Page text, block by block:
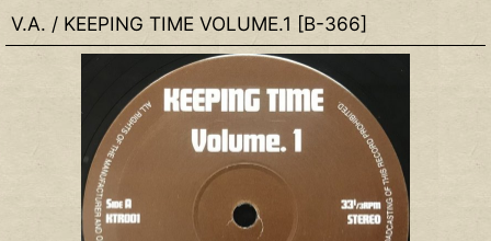
V.A. / KEEPING TIME VOLUME.1 [B-366]